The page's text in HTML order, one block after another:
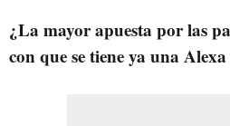
¿La mayor apuesta por las
con que se tiene ya una Alexa